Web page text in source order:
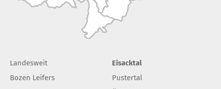
Landesweit
Bozen Leifers
Eisacktal
Pustertal